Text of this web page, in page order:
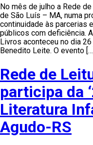
No mês de julho a Rede
de São Luís – MA, numa
continuidade às parcerias
públicos com deficiência.
Livros aconteceu no dia
Benedito Leite. O evento
Rede de
participa da
Literatura
Agudo-RS